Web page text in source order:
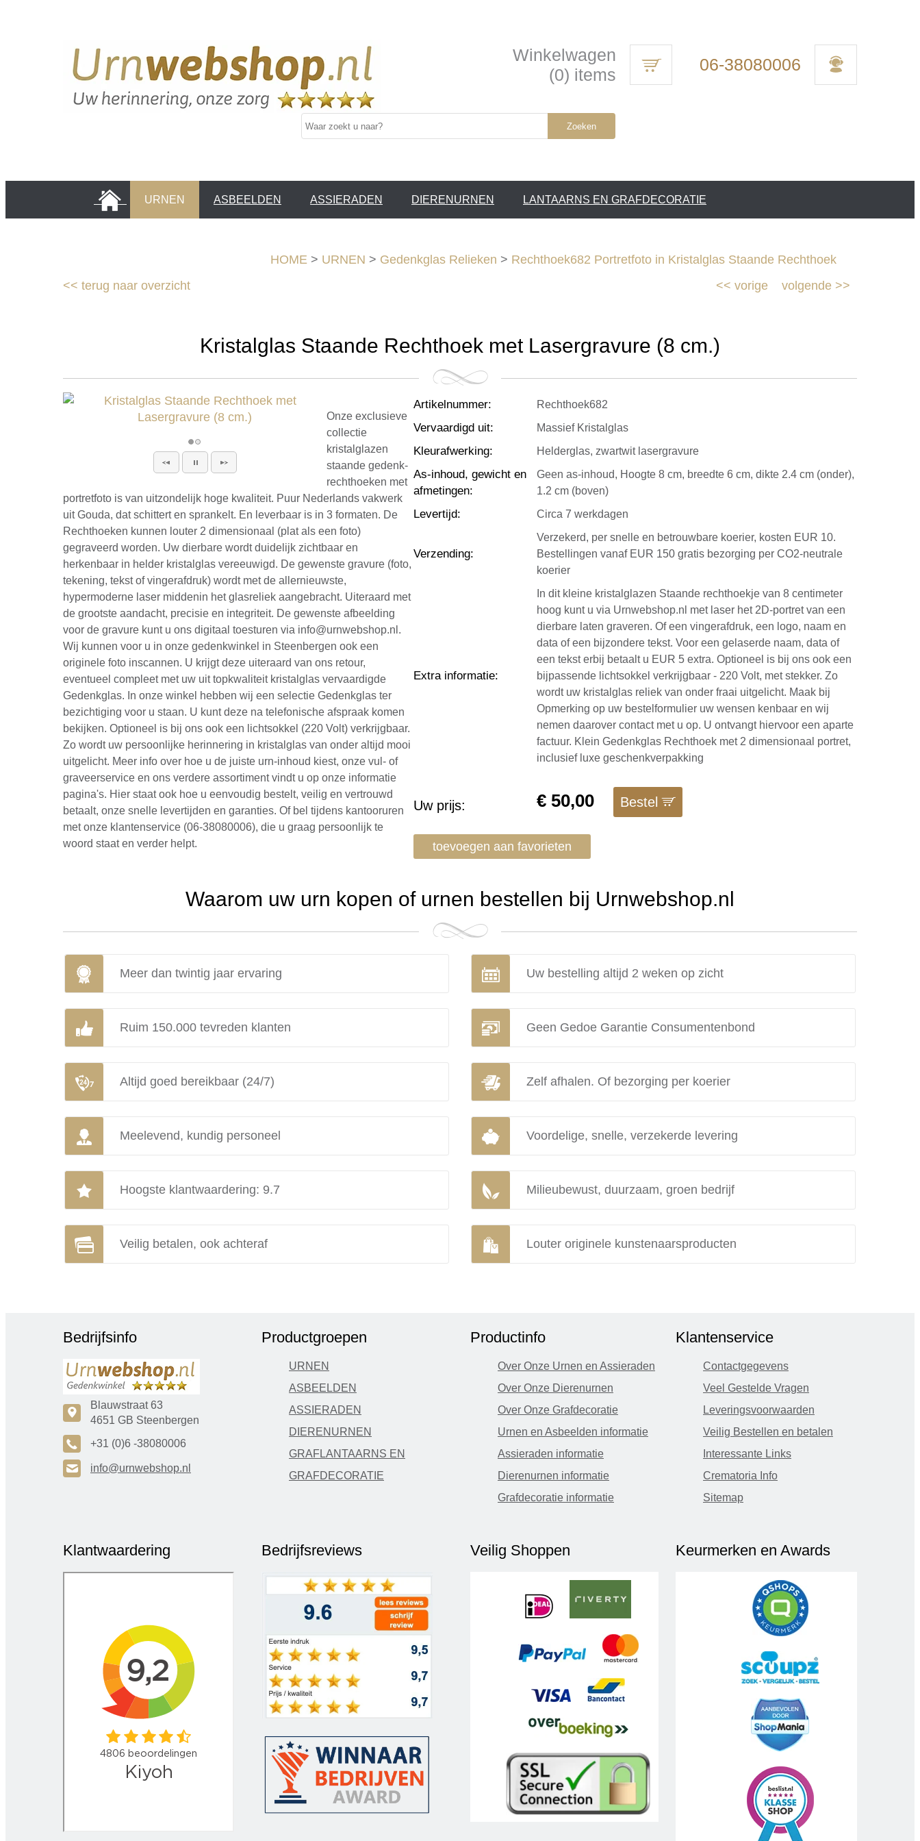
Winkelwagen
(0) items
06-38080006
Zoeken
HOME URNEN ASBEELDEN ASSIERADEN DIERENURNEN LANTAARNS EN GRAFDECORATIE
HOME > URNEN > Gedenkglas Relieken > Rechthoek682 Portretfoto in Kristalglas Staande Rechthoek
<< terug naar overzicht volgende >>
<< vorige
Kristalglas Staande Rechthoek met Lasergravure (8 cm.)
Artikelnummer: Rechthoek682
Vervaardigd uit: Massief Kristalglas
Kleurafwerking: Helderglas, zwartwit lasergravure
As-inhoud, gewicht en
afmetingen:
Geen as-inhoud, Hoogte 8 cm, breedte 6 cm, dikte 2.4 cm (onder),
1.2 cm (boven)
Levertijd: Circa 7 werkdagen
Verzending:
Verzekerd, per snelle en betrouwbare koerier, kosten EUR 10.
Bestellingen vanaf EUR 150 gratis bezorging per CO2-neutrale
koerier
Extra informatie:
In dit kleine kristalglazen Staande rechthoekje van 8 centimeter
hoog kunt u via Urnwebshop.nl met laser het 2D-portret van een
dierbare laten graveren. Of een vingerafdruk, een logo, naam en
data of een bijzondere tekst. Voor een gelaserde naam, data of
een tekst erbij betaalt u EUR 5 extra. Optioneel is bij ons ook een
bijpassende lichtsokkel verkrijgbaar - 220 Volt, met stekker. Zo
wordt uw kristalglas reliek van onder fraai uitgelicht. Maak bij
Opmerking op uw bestelformulier uw wensen kenbaar en wij
nemen daarover contact met u op. U ontvangt hiervoor een aparte
factuur. Klein Gedenkglas Rechthoek met 2 dimensionaal portret,
inclusief luxe geschenkverpakking
Uw prijs: € 50,00 Bestel
toevoegen aan favorieten
Onze exclusieve
collectie
kristalglazen
staande gedenk-
rechthoeken met
portretfoto is van uitzondelijk hoge kwaliteit. Puur Nederlands vakwerk
uit Gouda, dat schittert en sprankelt. En leverbaar is in 3 formaten. De
Rechthoeken kunnen louter 2 dimensionaal (plat als een foto)
gegraveerd worden. Uw dierbare wordt duidelijk zichtbaar en
herkenbaar in helder kristalglas vereeuwigd. De gewenste gravure (foto,
tekening, tekst of vingerafdruk) wordt met de allernieuwste,
hypermoderne laser middenin het glasreliek aangebracht. Uiteraard met
de grootste aandacht, precisie en integriteit. De gewenste afbeelding
voor de gravure kunt u ons digitaal toesturen via info@urnwebshop.nl.
Wij kunnen voor u in onze gedenkwinkel in Steenbergen ook een
originele foto inscannen. U krijgt deze uiteraard van ons retour,
eventueel compleet met uw uit topkwaliteit kristalglas vervaardigde
Gedenkglas. In onze winkel hebben wij een selectie Gedenkglas ter
bezichtiging voor u staan. U kunt deze na telefonische afspraak komen
bekijken. Optioneel is bij ons ook een lichtsokkel (220 Volt) verkrijgbaar.
Zo wordt uw persoonlijke herinnering in kristalglas van onder altijd mooi
uitgelicht. Meer info over hoe u de juiste urn-inhoud kiest, onze vul- of
graveerservice en ons verdere assortiment vindt u op onze informatie
pagina's. Hier staat ook hoe u eenvoudig bestelt, veilig en vertrouwd
betaalt, onze snelle levertijden en garanties. Of bel tijdens kantooruren
met onze klantenservice (06-38080006), die u graag persoonlijk te
woord staat en verder helpt.
Waarom uw urn kopen of urnen bestellen bij Urnwebshop.nl
Meer dan twintig jaar ervaring Uw bestelling altijd 2 weken op zicht
Ruim 150.000 tevreden klanten Geen Gedoe Garantie Consumentenbond
Altijd goed bereikbaar (24/7) Zelf afhalen. Of bezorging per koerier
Meelevend, kundig personeel Voordelige, snelle, verzekerde levering
Hoogste klantwaardering: 9.7 Milieubewust, duurzaam, groen bedrijf
Veilig betalen, ook achteraf Louter originele kunstenaarsproducten
Bedrijfsinfo
c
Blauwstraat 63
4651 GB Steenbergen
A +31 (0)6 -38080006
H info@urnwebshop.nl
Productgroepen
URNEN
ASBEELDEN
ASSIERADEN
DIERENURNEN
GRAFLANTAARNS EN
GRAFDECORATIE
Productinfo
Over Onze Urnen en Assieraden
Over Onze Dierenurnen
Over Onze Grafdecoratie
Urnen en Asbeelden informatie
Assieraden informatie
Dierenurnen informatie
Grafdecoratie informatie
Klantenservice
Contactgegevens
Veel Gestelde Vragen
Leveringsvoorwaarden
Veilig Bestellen en betalen
Interessante Links
Crematoria Info
Sitemap
Klantwaardering Bedrijfsreviews Veilig Shoppen Keurmerken en Awards